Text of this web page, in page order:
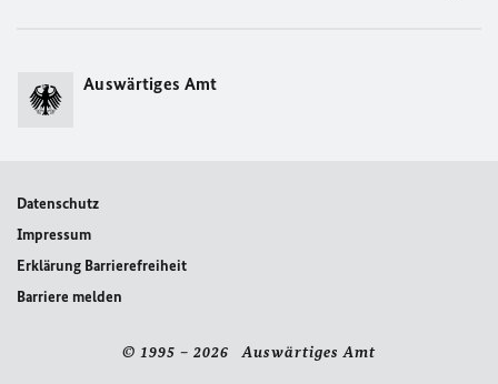
Auswärtiges Amt
Datenschutz
Impressum
Erklärung Barrierefreiheit
Barriere melden
© 1995 – 2026 Auswärtiges Amt